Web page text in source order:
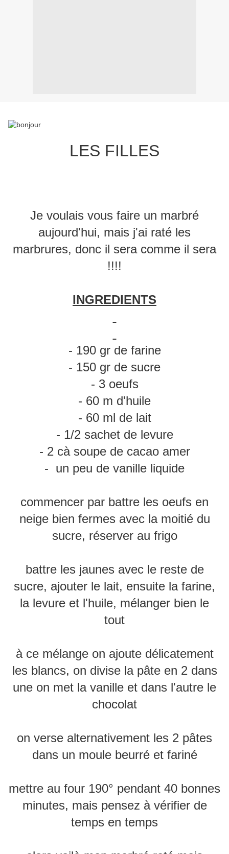
LES FILLES
Je voulais vous faire un marbré
aujourd'hui, mais j'ai raté les
marbrures, donc il sera comme il sera
!!!!
INGREDIENTS
- 190 gr de farine
- 150 gr de sucre
- 3 oeufs
- 60 m d'huile
- 60 ml de lait
- 1/2 sachet de levure
- 2 cà soupe de cacao amer
- un peu de vanille liquide
commencer par battre les oeufs en
neige bien fermes avec la moitié du
sucre, réserver au frigo
battre les jaunes avec le reste de
sucre, ajouter le lait, ensuite la farine,
la levure et l'huile, mélanger bien le
tout
à ce mélange on ajoute délicatement
les blancs, on divise la pâte en 2 dans
une on met la vanille et dans l'autre le
chocolat
on verse alternativement les 2 pâtes
dans un moule beurré et fariné
mettre au four 190° pendant 40 bonnes
minutes, mais pensez à vérifier de
temps en temps